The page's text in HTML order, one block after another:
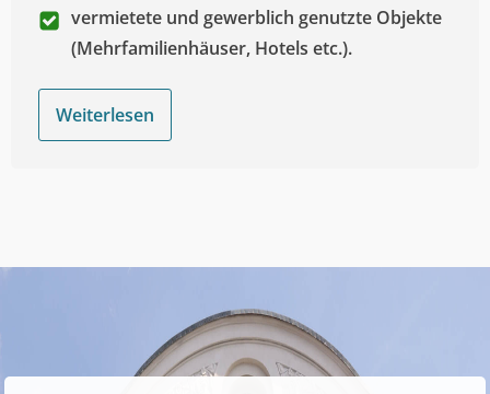
vermietete und gewerblich genutzte Objekte
(Mehrfamilienhäuser, Hotels etc.).
Weiterlesen